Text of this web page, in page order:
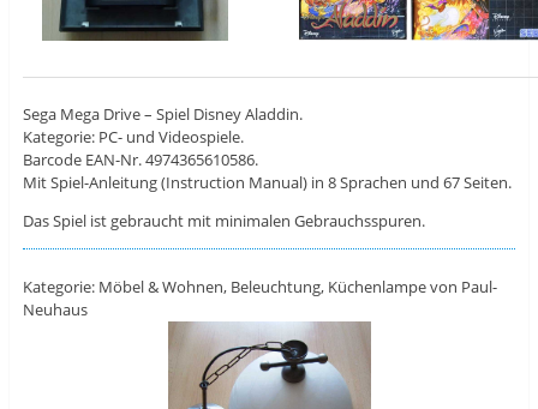
Sega Mega Drive – Spiel Disney Aladdin.
Kategorie: PC- und Videospiele.
Barcode EAN-Nr. 4974365610586.
Mit Spiel-Anleitung (Instruction Manual) in 8 Sprachen und 67 Seiten.
Das Spiel ist gebraucht mit minimalen Gebrauchsspuren.
Kategorie: Möbel & Wohnen, Beleuchtung, Küchenlampe von Paul-
Neuhaus